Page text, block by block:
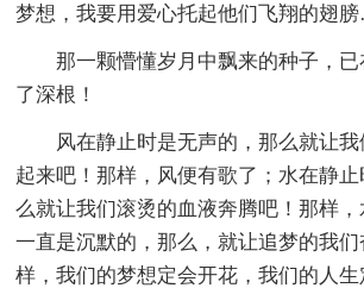
梦想，我要用爱心托起他们飞翔的翅
那一颗懵懂岁月中飘来的种子，
了深根！
风在静止时是无声的，那么就让
起来吧！那样，风便有歌了；水在静
么就让我们滚烫的血液奔腾吧！那样
一直是沉默的，那么，就让追梦的我
样，我们的梦想定会开花，我们的人生